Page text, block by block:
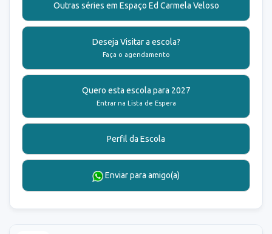
Outras séries em Espaço Ed Carmela Veloso
Deseja Visitar a escola?
Faça o agendamento
Quero esta escola para 2027
Entrar na Lista de Espera
Perfil da Escola
Enviar para amigo(a)